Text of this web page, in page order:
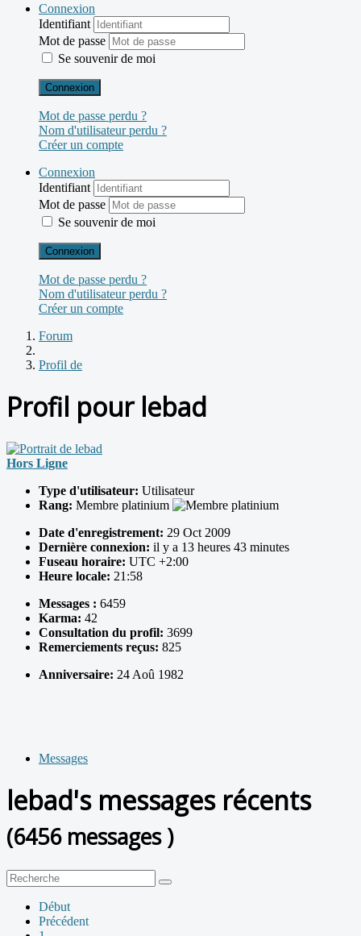
Connexion
Identifiant
Mot de passe
Se souvenir de moi
Connexion
Mot de passe perdu ?
Nom d'utilisateur perdu ?
Créer un compte
Connexion
Identifiant
Mot de passe
Se souvenir de moi
Connexion
Mot de passe perdu ?
Nom d'utilisateur perdu ?
Créer un compte
Forum
Profil de
Profil pour lebad
Hors Ligne
Type d'utilisateur: Utilisateur
Rang: Membre platinium
Date d'enregistrement: 29 Oct 2009
Dernière connexion: il y a 13 heures 43 minutes
Fuseau horaire: UTC +2:00
Heure locale: 21:58
Messages : 6459
Karma: 42
Consultation du profil: 3699
Remerciements reçus: 825
Anniversaire: 24 Aoû 1982
Messages
lebad's messages récents
(6456 messages )
Début
Précédent